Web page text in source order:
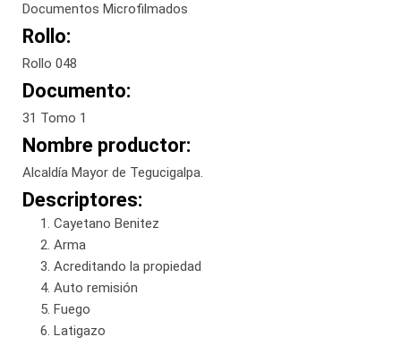
Documentos Microfilmados
Rollo:
Rollo 048
Documento:
31 Tomo 1
Nombre productor:
Alcaldía Mayor de Tegucigalpa.
Descriptores:
Cayetano Benitez
Arma
Acreditando la propiedad
Auto remisión
Fuego
Latigazo